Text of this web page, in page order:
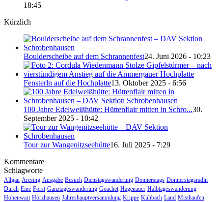
18:45
Kürzlich
Boulderscheibe auf dem Schrannenfest24. Juni 2026 - 10:23
Fensterln auf die Hochplatte13. Oktober 2025 - 6:56
100 Jahre Edelweißhütte: Hüttenflair mitten in Schro...30.
September 2025 - 10:42
Tour zur Wangenitzseehütte16. Juli 2025 - 7:29
Kommentare
Schlagworte
Allgäu Aresing Ausgabe Besuch Dienstagswanderung Donnerstags Donnerstagsradln
Durch Eine Forst Ganztageswanderung Goachet Hagenauer Halbtageswanderung
Hohenwart Hörzhausen Jahreshauptversammlung Krippe Kühbach Land Misthaufen